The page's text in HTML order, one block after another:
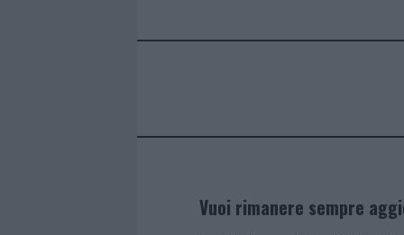
Vuoi rimanere sempre